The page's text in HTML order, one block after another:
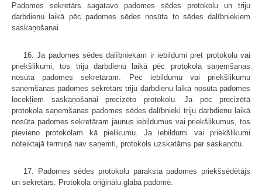
Padomes sekretārs sagatavo padomes sēdes protokolu un triju
darbdienu laikā pēc padomes sēdes nosūta to sēdes dalībniekiem
saskaņošanai.
16. Ja padomes sēdes dalībniekam ir iebildumi pret protokolu vai
priekšlikumi, tos triju darbdienu laikā pēc protokola saņemšanas
nosūta padomes sekretāram. Pēc iebildumu vai priekšlikumu
saņemšanas padomes sekretārs triju darbdienu laikā nosūta padomes
locekļiem saskaņošanai precizēto protokolu. Ja pēc precizētā
protokola saņemšanas padomes sēdes dalībnieki triju darbdienu laikā
nosūta padomes sekretāram jaunus iebildumus vai priekšlikumus, tos
pievieno protokolam kā pielikumu. Ja iebildumi vai priekšlikumi
noteiktajā termiņā nav saņemti, protokols uzskatāms par saskaņotu.
17. Padomes sēdes protokolu paraksta padomes priekšsēdētājs
un sekretārs. Protokola oriģinālu glabā padomē.